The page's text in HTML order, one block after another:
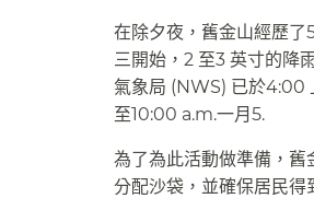
在除夕夜，舊金山經歷了
三開始，2 至3 英寸的降
氣象局 (NWS) 已於4:00
至10:00 a.m.一月5.​​
為了為此活動做準備，舊
分配沙袋，並確保居民得